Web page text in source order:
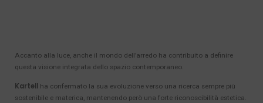
Accanto alla luce, anche il mondo dell’arredo ha contribuito a definire
questa visione integrata dello spazio contemporaneo.
Kartell ha confermato la sua evoluzione verso una ricerca sempre più
sostenibile e materica, mantenendo però una forte riconoscibilità estetica.